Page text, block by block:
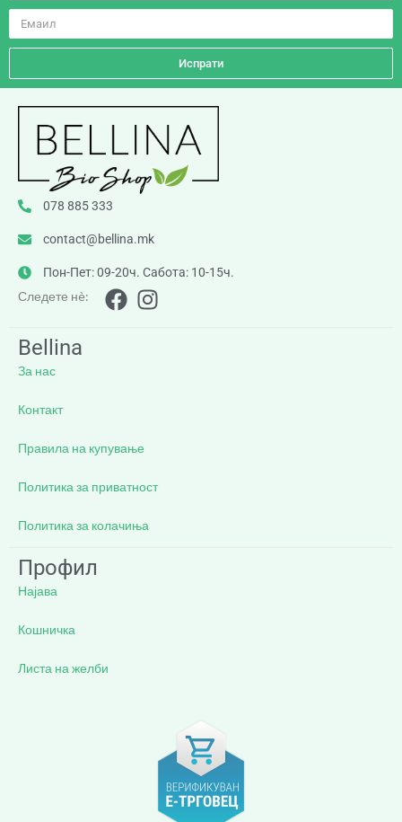
Испрати
078 885 333
contact@bellina.mk
Пон-Пет: 09-20ч. Сабота: 10-15ч.
Следете нè:
Bellina
За нас
Контакт
Правила на купување
Политика за приватност
Политика за колачиња
Профил
Најава
Кошничка
Листа на желби